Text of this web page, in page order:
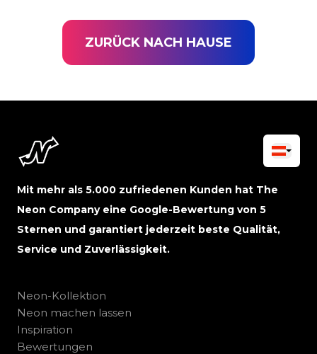
ZURÜCK NACH HAUSE
Mit mehr als 5.000 zufriedenen Kunden hat The
Neon Company eine Google-Bewertung von 5
Sternen und garantiert jederzeit beste Qualität,
Service und Zuverlässigkeit.
Neon-Kollektion
Neon machen lassen
Inspiration
Bewertungen